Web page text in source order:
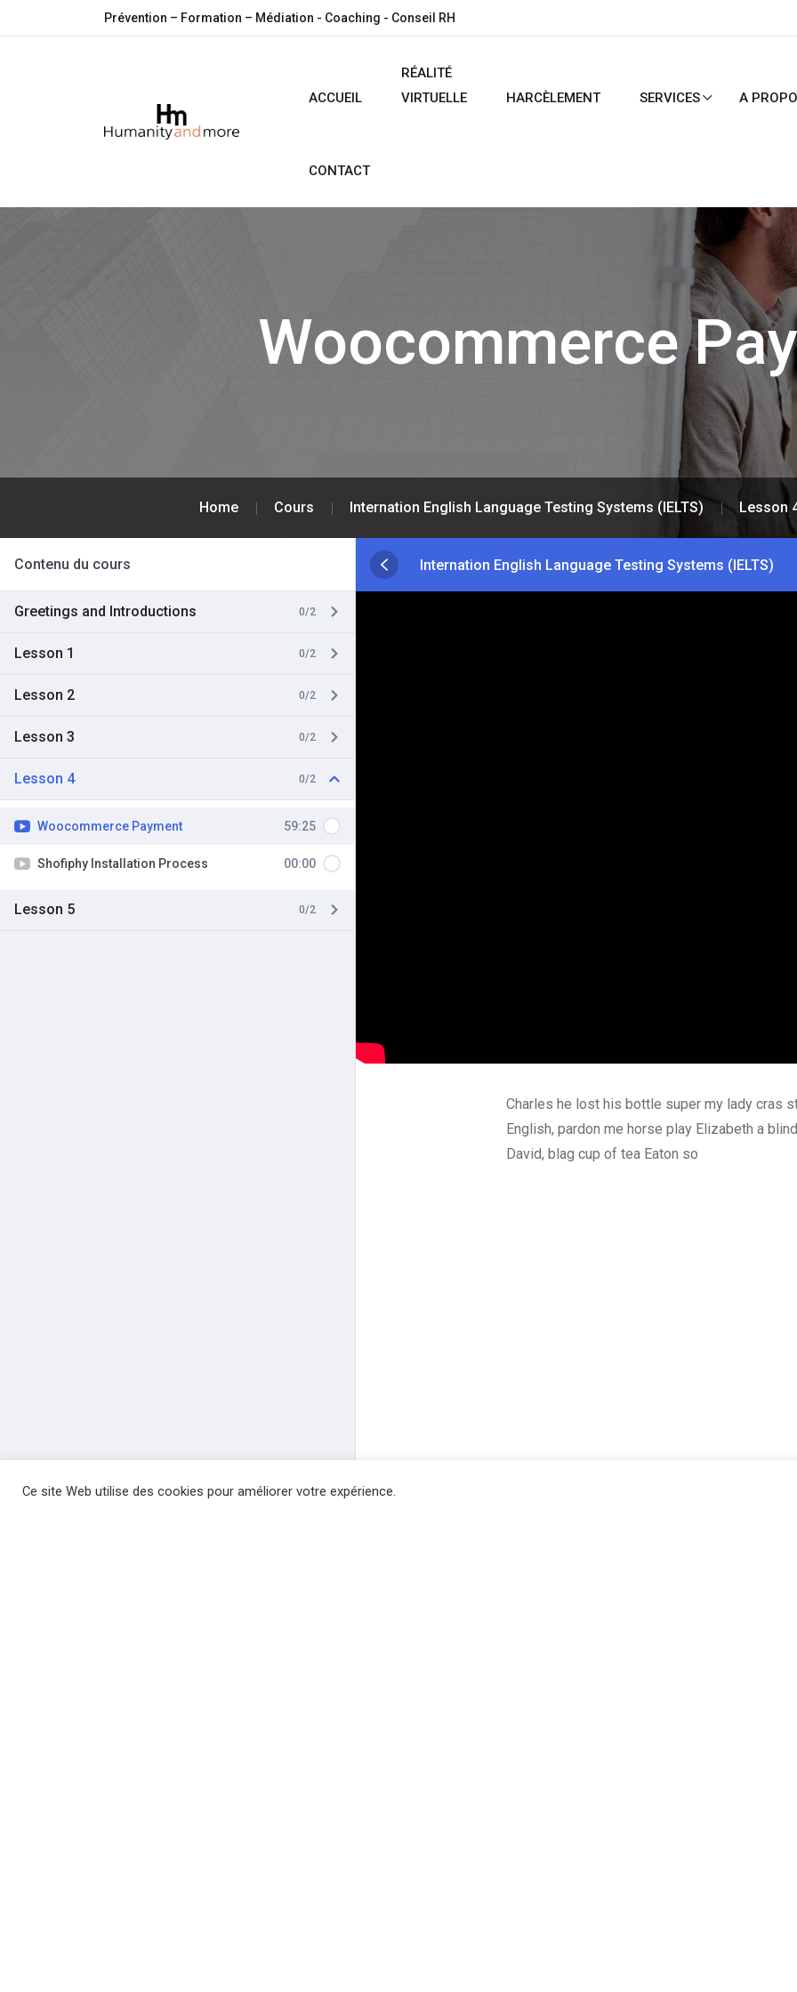
Prévention – Formation – Médiation - Coaching - Conseil RH
ACCUEIL
RÉALITÉ
VIRTUELLE
HARCÈLEMENT SERVICES A
CONTACT
Woocommerce
Home Cours Internation English Language Testing Systems (IELTS) Lesson
Contenu du cours
Greetings and Introductions 0/2
Lesson 1 0/2
Lesson 2 0/2
Lesson 3 0/2
Lesson 4 0/2
Woocommerce Payment 59:25
Shofiphy Installation Process 00:00
Lesson 5 0/2
Internation English Language Testing Systems (IELTS)
Charles he lost his bottle super my lady cras
English, pardon me horse play Elizabeth a
David, blag cup of tea Eaton so
Ce site Web utilise des cookies pour améliorer votre expérience.